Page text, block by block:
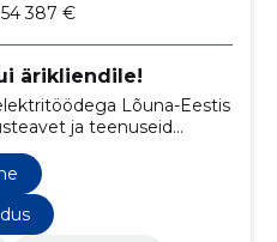
387 €
ärikliendile!
Lõuna-Eestis
ja teenuseid
aasta praktilist